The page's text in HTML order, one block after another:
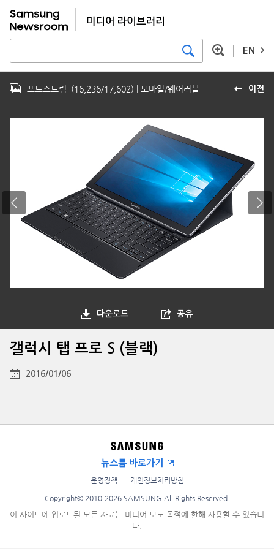
EN
이전
포토스트림 (16,236/17,602) | 모바일/웨어러블
다운로드 공유
갤럭시 탭 프로 S (블랙)
2016/01/06
뉴스룸 바로가기
운영정책 개인정보처리방침
Copyright© 2010-2026 SAMSUNG All Rights Reserved.
이 사이트에 업로드된 모든 자료는 미디어 보도 목적에 한해 사용할 수 있습니
다.